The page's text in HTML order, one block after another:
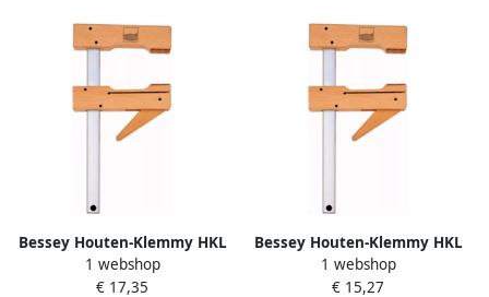
Bessey Houten-Klemmy HKL
600 110 HKL60
1 webshop
€ 17,35
Bessey Houten-Klemmy HKL
400 110 HKL40
1 webshop
€ 15,27